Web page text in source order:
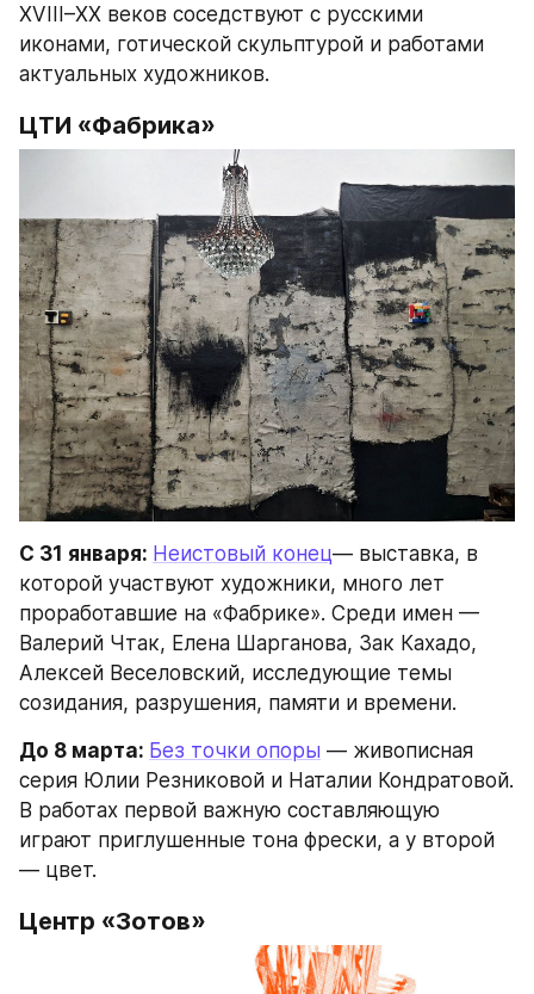
XVIII–XX веков соседствуют с русскими
иконами, готической скульптурой и работами
актуальных художников.
ЦТИ «Фабрика»
С 31 января: Неистовый конец— выставка, в
которой участвуют художники, много лет
проработавшие на «Фабрике». Среди имен —
Валерий Чтак, Елена Шарганова, Зак Кахадо,
Алексей Веселовский, исследующие темы
созидания, разрушения, памяти и времени.
До 8 марта: Без точки опоры — живописная
серия Юлии Резниковой и Наталии Кондратовой.
В работах первой важную составляющую
играют приглушенные тона фрески, а у второй
— цвет.
Центр «Зотов»